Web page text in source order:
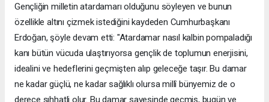
Gençliğin milletin atardamarı olduğunu söyleyen ve bunun
özellikle altını çizmek istediğini kaydeden Cumhurbaşkanı
Erdoğan, şöyle devam etti: "Atardamar nasıl kalbin pompaladığı
kanı bütün vücuda ulaştırıyorsa gençlik de toplumun enerjisini,
idealini ve hedeflerini geçmişten alıp geleceğe taşır. Bu damar
ne kadar güçlü, ne kadar sağlıklı olursa millî bünyemiz de o
derece sıhhatli olur. Bu damar sayesinde geçmiş, bugün ve